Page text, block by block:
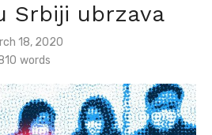
Srbiji ubrzava
18, 2020
words